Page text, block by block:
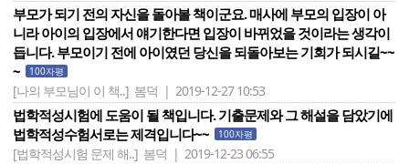
부모가 되기 전의 자신을 돌아볼 책이군요. 매사에 부모의 입장이 아
니라 아이의 입장에서 얘기한다면 입장이 바뀌었을 것이라는 생각이
듭니다. 부모이기 전에 아이였던 당신을 되돌아보는 기회가 되시길~~
~
100자평
[나의 부모님이 이 책..] 봄덕 | 2019-12-27 10:53
법학적성시험에 도움이 될 책입니다. 기출문제와 그 해설을 담았기에
법학적성수험서로는 제격입니다~~
100자평
[법학적성시험 문제 해..] 봄덕 | 2019-12-23 06:55